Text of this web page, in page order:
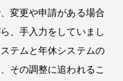
変更や申請がある場合
、手入力をしていまし
テムと年休システムの
その調整に追われるこ